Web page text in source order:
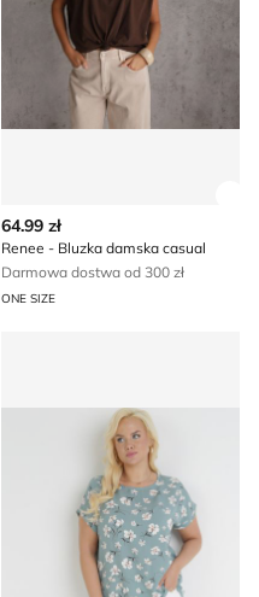
64.99 zł
Renee - Bluzka damska casual
Darmowa dostwa od 300 zł
ONE SIZE